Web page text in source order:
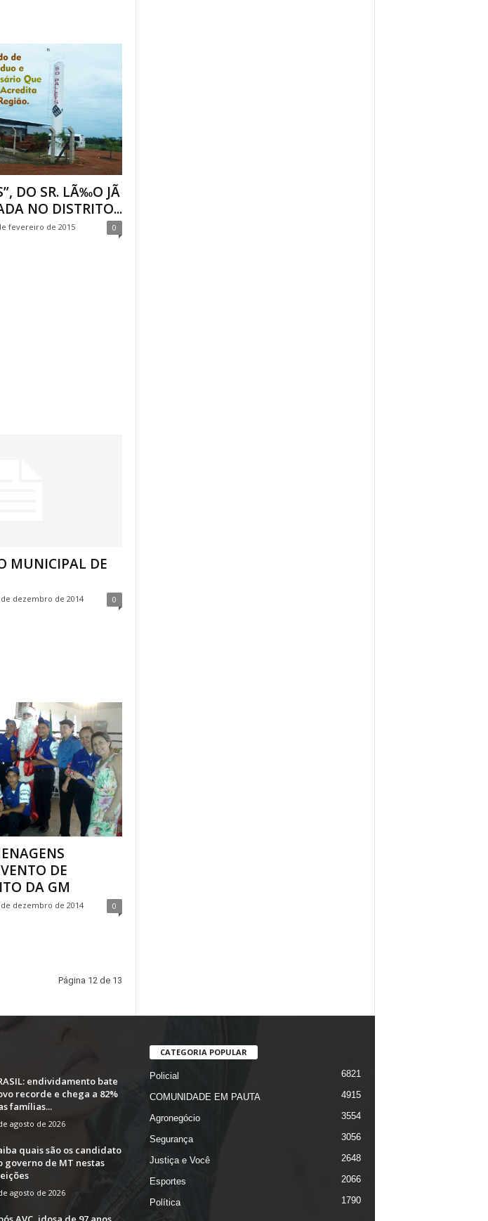
DO SR. LÃ‰O JÃ
NO DISTRITO...
fevereiro de 2015 0
MUNICIPAL DE
de dezembro de 2014 0
DE
DA GM
de dezembro de 2014 0
Página 12 de 13
endividamento bate
recorde e chega a 82%
famílias...
agosto de 2026
quais são os candidato
governo de MT nestas
agosto de 2026
CATEGORIA POPULAR
Policial 6821
COMUNIDADE EM PAUTA 4915
Agronegócio 3554
Segurança 3056
Justiça e Você 2648
Esportes 2066
Política 1790